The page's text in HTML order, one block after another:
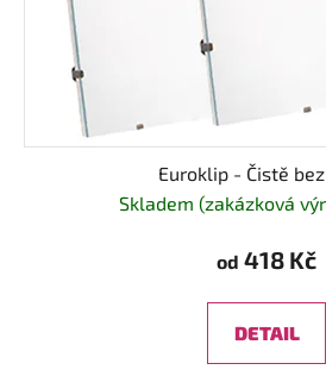
Euroklip - Čistě
Skladem (zakázková
od 418 Kč
DETAIL